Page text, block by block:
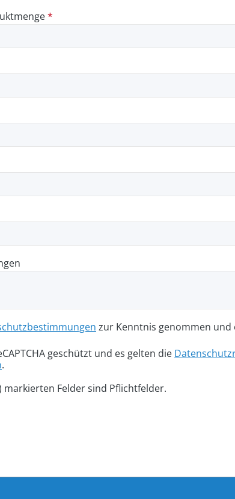
*
zur Kenntnis genommen und
geschützt und es gelten die
.
markierten Felder sind Pflichtfelder.